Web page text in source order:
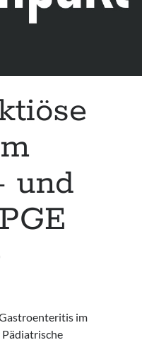
und
im
Pädiatrische